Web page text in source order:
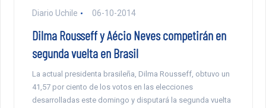
Diario Uchile 06-10-2014
Dilma Rousseff y Aécio Neves competirán en
segunda vuelta en Brasil
La actual presidenta brasileña, Dilma Rousseff, obtuvo un
41,57 por ciento de los votos en las elecciones
desarrolladas este domingo y disputará la segunda vuelta